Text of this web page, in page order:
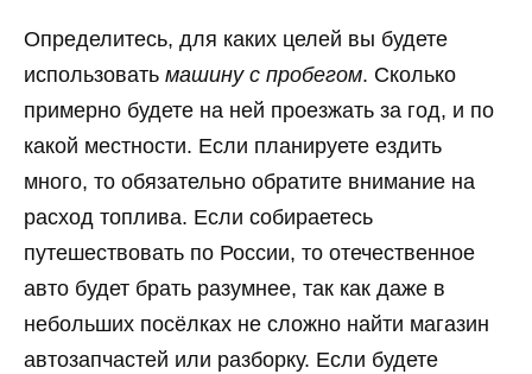
Определитесь, для каких целей вы будете
использовать машину с пробегом. Сколько
примерно будете на ней проезжать за год, и по
какой местности. Если планируете ездить
много, то обязательно обратите внимание на
расход топлива. Если собираетесь
путешествовать по России, то отечественное
авто будет брать разумнее, так как даже в
небольших посёлках не сложно найти магазин
автозапчастей или разборку. Если будете